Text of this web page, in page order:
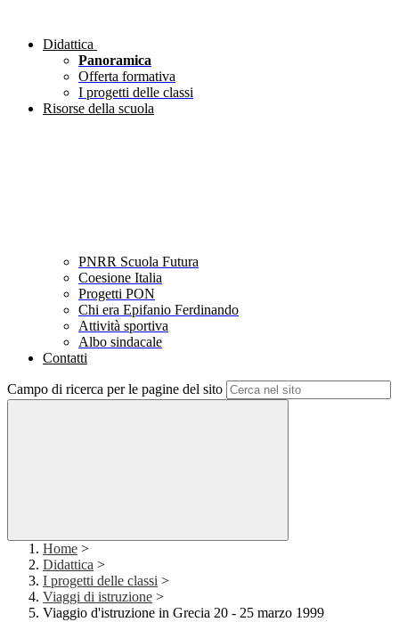
Didattica
Panoramica
Offerta formativa
I progetti delle classi
Risorse della scuola
PNRR Scuola Futura
Coesione Italia
Progetti PON
Chi era Epifanio Ferdinando
Attività sportiva
Albo sindacale
Contatti
Campo di ricerca per le pagine del sito
Home >
Didattica >
I progetti delle classi >
Viaggi di istruzione >
Viaggio d'istruzione in Grecia 20 - 25 marzo 1999